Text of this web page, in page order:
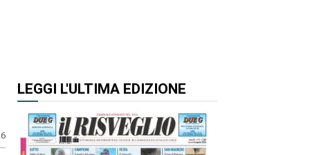
LEGGI L'ULTIMA EDIZIONE